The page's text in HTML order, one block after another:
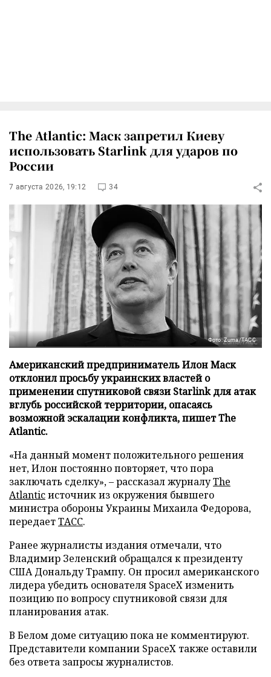
The Atlantic: Маск запретил Киеву
использовать Starlink для ударов по
России
7 августа 2026, 19:12 34
Фото: Zuma/ТАСС
Американский предприниматель Илон Маск
отклонил просьбу украинских властей о
применении спутниковой связи Starlink для атак
вглубь российской территории, опасаясь
возможной эскалации конфликта, пишет The
Atlantic.
«На данный момент положительного решения
нет, Илон постоянно повторяет, что пора
заключать сделку», – рассказал журналуThe
Atlanticисточник из окружения бывшего
министра обороны Украины Михаила Федорова,
передаетТАСС.
Ранее журналисты издания отмечали, что
Владимир Зеленский обращался к президенту
США Дональду Трампу. Он просил американского
лидера убедить основателя SpaceX изменить
позицию по вопросу спутниковой связи для
планирования атак.
В Белом доме ситуацию пока не комментируют.
Представители компании SpaceX также оставили
без ответа запросы журналистов.